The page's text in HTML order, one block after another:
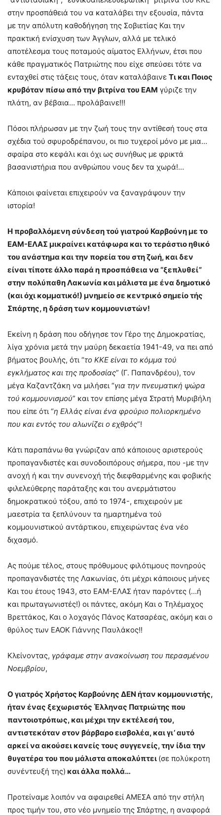
στην προσπάθειά του να καταλάβει την εξουσία, πάντα
με την απόλυτη καθοδήγηση της Σοβιετίας Και την
πρακτική ενίσχυση των Άγγλων, αλλά με τελικό
αποτέλεσμα τους ποταμούς αίματος Ελλήνων, έτσι που
κάθε πραγματικός Πατριώτης που είχε σπεύσει τότε να
ενταχθεί στις τάξεις τους, όταν καταλάβαινε Τι και Ποιος
κρυβόταν πίσω από την βιτρίνα του ΕΑΜ γύριζε την
πλάτη, αν βέβαια… προλάβαινε!!!
Πόσοι πλήρωσαν με την ζωή τους την αντίθεσή τους στα
σχέδια τού σφυροδρέπανου, οι πιο τυχεροί μόνο με μια…
σφαίρα στο κεφάλι και όχι ως συνήθως με φρικτά
βασανιστήρια που ανθρώπου νους δεν τα χωρά!…
Κάποιοι φαίνεται επιχειρούν να ξαναγράψουν την
ιστορία!
Η προβαλλόμενη σύνδεση τού γιατρού Καρβούνη με το
ΕΑΜ-ΕΛΑΣ μικραίνει κατάφωρα και το τεράστιο ηθικό
του ανάστημα και την πορεία του στη ζωή, και δεν
είναι τίποτε άλλο παρά η προσπάθεια να “ξεπλυθεί”
στην πολύπαθη Λακωνία και μάλιστα με ένα δημοτικό
(και όχι κομματικό!) μνημείο σε κεντρικό σημείο τής
Σπάρτης, η δράση των κομμουνιστών!
Εκείνη η δράση που οδήγησε τον Γέρο της Δημοκρατίας,
λίγα χρόνια μετά την μαύρη δεκαετία 1941-49, να πει από
βήματος βουλής, ότι “το ΚΚΕ είναι το κόμμα τού
εγκλήματος και της προδοσίας” (Γ. Παπανδρέου), τον
μέγα Καζαντζάκη να μιλήσει “για την πνευματική ψώρα
τού κομμουνισμού” και τον επίσης μέγα Στρατή Μυριβήλη
που είπε ότι “η Ελλάς είναι ένα φρούριο πολιορκημένο
που και εντός του αλωνίζει ο εχθρός”!
Κάτι παραπάνω θα γνώριζαν από κάποιους αριστερούς
προπαγανδιστές και συνοδοιπόρους σήμερα, που -με την
ανοχή ή και την συνενοχή τής διεφθαρμένης και φοβικής
φιλελεύθερης παράταξης και του ανερμάτιστου
δημοκρατικού τόξου, από το 1974-, επιχειρούν με
μαεστρία τα ξεπλύνουν τα ημαρτημένα τού
κομμουνιστικού αντάρτικου, επιχειρώντας ένα νέο
διχασμό.
Ας πούμε τέλος, στους πρόθυμους φιλότιμους πονηρούς
προπαγανδιστές της Λακωνίας, ότι μέχρι κάποιους μήνες
Και του έτους 1943, στο ΕΑΜ-ΕΛΑΣ ήταν παρόντες (…ή
και πρωταγωνιστές!) οι πάντες, ακόμη Και ο Τηλέμαχος
Βρεττάκος, Και ο λοχαγός Πάνος Κατσαρέας, ακόμη και ο
θρύλος των ΕΑΟΚ Γιάννης Παυλάκος!!
Κλείνοντας, γράφαμε στην ανακοίνωση του περασμένου
Νοεμβρίου,
Ο γιατρός Χρήστος Καρβούνης ΔΕΝ ήταν κομμουνιστής,
ήταν ένας ξεχωριστός Έλληνας Πατριώτης που
παντοιοτρόπως, και μέχρι την εκτέλεσή του,
αντιστεκόταν στον βάρβαρο εισβολέα, και γι’ αυτό
αρκεί να ακούσει κανείς τους συγγενείς, την ίδια την
θυγατέρα του που μάλιστα αποκαλύπτει (σε πολύκροτη
συνέντευξή της) και άλλα πολλά…
Προτείναμε λοιπόν να αφαιρεθεί ΑΜΕΣΑ από την στήλη
προς τιμήν του, στο νέο μνημείο της Σπάρτης, η αναφορά